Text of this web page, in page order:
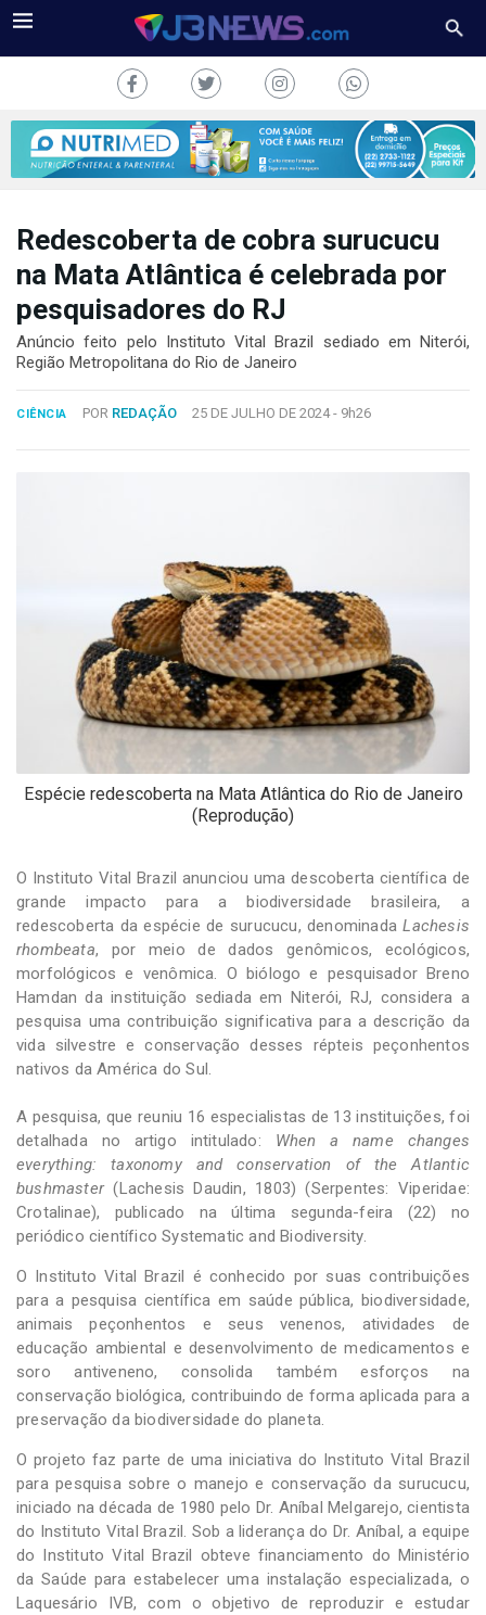
TV
COLUNAS
FALE
CONOSCO
Copyright
Redescoberta de cobra surucucu
na Mata Atlântica é celebrada por
pesquisadores do RJ
Anúncio feito pelo Instituto Vital Brazil sediado em Niterói,
Região Metropolitana do Rio de Janeiro
CIÊNCIA POR REDAÇÃO 25 DE JULHO DE 2024 - 9h26
Espécie redescoberta na Mata Atlântica do Rio de Janeiro
(Reprodução)
O Instituto Vital Brazil anunciou uma descoberta científica de
grande impacto para a biodiversidade brasileira, a
redescoberta da espécie de surucucu, denominada Lachesis
rhombeata, por meio de dados genômicos, ecológicos,
morfológicos e venômica. O biólogo e pesquisador Breno
Hamdan da instituição sediada em Niterói, RJ, considera a
pesquisa uma contribuição significativa para a descrição da
vida silvestre e conservação desses répteis peçonhentos
nativos da América do Sul.
A pesquisa, que reuniu 16 especialistas de 13 instituições, foi
detalhada no artigo intitulado: When a name changes
everything: taxonomy and conservation of the Atlantic
bushmaster(Lachesis Daudin, 1803) (Serpentes: Viperidae:
Crotalinae), publicado na última segunda-feira (22) no
periódico científico Systematic and Biodiversity.
O Instituto Vital Brazil é conhecido por suas contribuições
para a pesquisa científica em saúde pública, biodiversidade,
animais peçonhentos e seus venenos, atividades de
educação ambiental e desenvolvimento de medicamentos e
soro antiveneno, consolida também esforços na
conservação biológica, contribuindo de forma aplicada para a
preservação da biodiversidade do planeta.
O projeto faz parte de uma iniciativa do Instituto Vital Brazil
para pesquisa sobre o manejo e conservação da surucucu,
iniciado na década de 1980 pelo Dr. Aníbal Melgarejo, cientista
do Instituto Vital Brazil. Sob a liderança do Dr. Aníbal, a equipe
do Instituto Vital Brazil obteve financiamento do Ministério
da Saúde para estabelecer uma instalação especializada, o
Laquesário IVB, com o objetivo de reproduzir e estudar